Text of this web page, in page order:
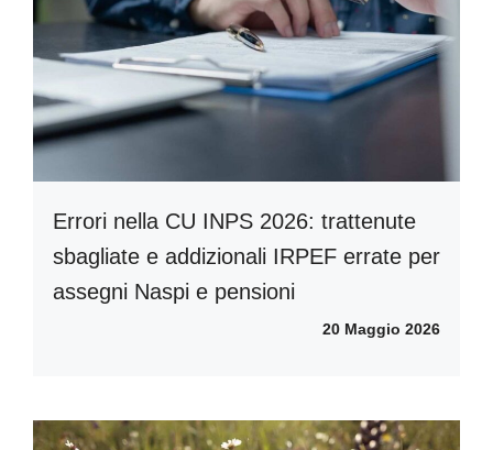
Errori nella CU INPS 2026: trattenute
sbagliate e addizionali IRPEF errate per
assegni Naspi e pensioni
20 Maggio 2026